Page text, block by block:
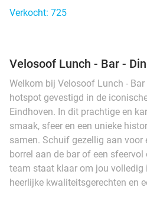
Verkocht: 725
Velosoof Lunch - Bar -
Welkom bij Velosoof Lunch - Bar
hotspot gevestigd in de
Eindhoven. In dit prachtige en
smaak, sfeer en een unieke
samen. Schuif gezellig aan voor
borrel aan de bar of een
team staat klaar om jou volledig
heerlijke kwaliteitsgerechten en